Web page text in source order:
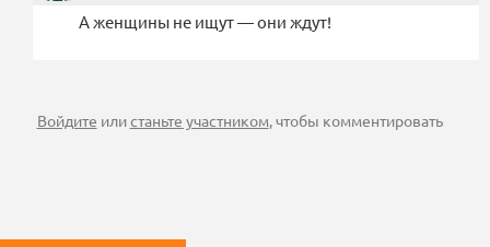
А женщины не ищут — они ждут!
Войдите илистаньте участником, чтобы комментировать